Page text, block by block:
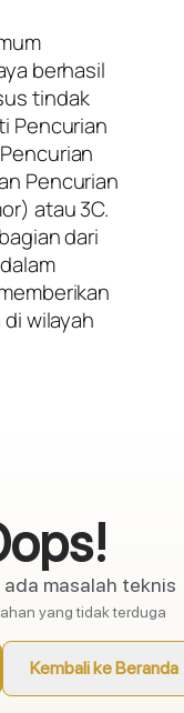
berhasil
tindak
Pencurian
Pencurian
atau 3C.
dari
wilayah